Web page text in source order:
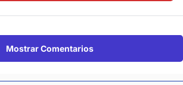
Mostrar Comentarios